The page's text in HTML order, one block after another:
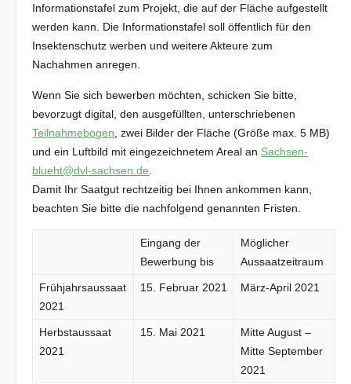
Informationstafel zum Projekt, die auf der Fläche aufgestellt
werden kann. Die Informationstafel soll öffentlich für den
Insektenschutz werben und weitere Akteure zum
Nachahmen anregen.
Wenn Sie sich bewerben möchten, schicken Sie bitte,
bevorzugt digital, den ausgefüllten, unterschriebenen
Teilnahmebogen , zwei Bilder der Fläche (Größe max. 5 MB)
und ein Luftbild mit eingezeichnetem Areal an Sachsen-
blueht@dvl-sachsen.de
Damit Ihr Saatgut rechtzeitig bei Ihnen ankommen kann,
beachten Sie bitte die nachfolgend genannten Fristen.
Eingang der
Bewerbung bis
Möglicher
Aussaatzeitraum
Frühjahrsaussaat
2021
15. Februar 2021 März-April 2021
Herbstaussaat
2021
15. Mai 2021
Mitte August –
Mitte September
2021